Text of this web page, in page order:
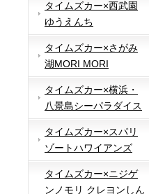
タイムズカー×西武園
ゆうえんち
タイムズカー×さがみ
湖MORI MORI
タイムズカー×横浜・
八景島シーパラダイス
タイムズカー×スパリ
ゾートハワイアンズ
タイムズカー×ニジゲ
ンノモリ クレヨンしん